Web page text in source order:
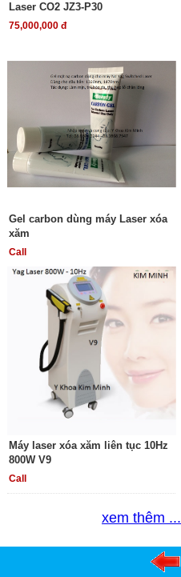
Laser CO2 JZ3-P30
75,000,000 đ
Gel carbon dùng máy Laser xóa
xăm
Call
Máy laser xóa xăm liên tục 10Hz
800W V9
Call
xem thêm ...